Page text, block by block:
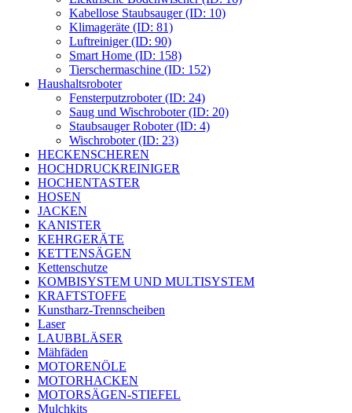
Kabellose Staubsauger (ID: 10)
Klimageräte (ID: 81)
Luftreiniger (ID: 90)
Smart Home (ID: 158)
Tierschermaschine (ID: 152)
Haushaltsroboter
Fensterputzroboter (ID: 24)
Saug und Wischroboter (ID: 20)
Staubsauger Roboter (ID: 4)
Wischroboter (ID: 23)
HECKENSCHEREN
HOCHDRUCKREINIGER
HOCHENTASTER
HOSEN
JACKEN
KANISTER
KEHRGERÄTE
KETTENSÄGEN
Kettenschutze
KOMBISYSTEM UND MULTISYSTEM
KRAFTSTOFFE
Kunstharz-Trennscheiben
Laser
LAUBBLÄSER
Mähfäden
MOTORENÖLE
MOTORHACKEN
MOTORSÄGEN-STIEFEL
Mulchkits